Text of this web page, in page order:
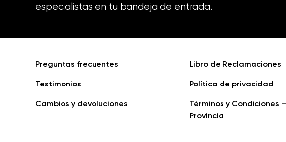
especialistas en tu bandeja de entrada.
Preguntas frecuentes
Testimonios
Cambios y devoluciones
Libro de Reclamaciones
Política de privacidad
Términos y Condiciones –
Provincia